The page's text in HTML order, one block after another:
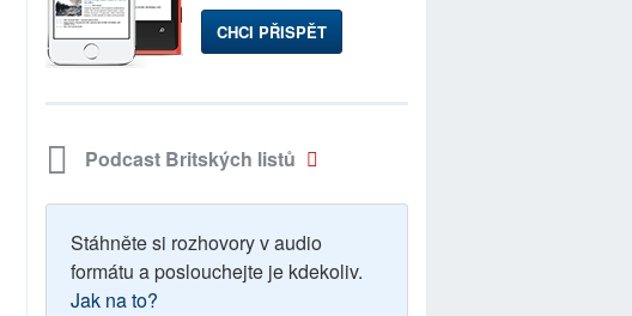
CHCI PŘISPĚT
Podcast Britských listů
Stáhněte si rozhovory v audio
formátu a poslouchejte je kdekoliv.
Jak na to?